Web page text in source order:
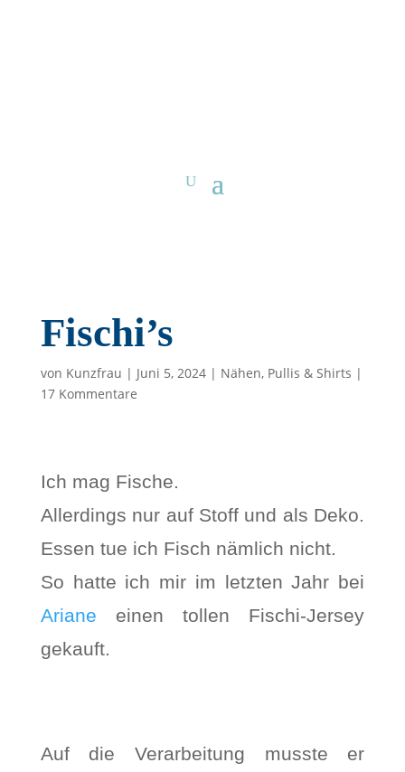
Fischi’s
von Kunzfrau | Juni 5, 2024| Nähen, Pullis & Shirts |
17 Kommentare
Ich mag Fische.
Allerdings nur auf Stoff und als Deko.
Essen tue ich Fisch nämlich nicht.
So hatte ich mir im letzten Jahr bei
Ariane einen tollen Fischi-Jersey
gekauft.
Auf die Verarbeitung musste er